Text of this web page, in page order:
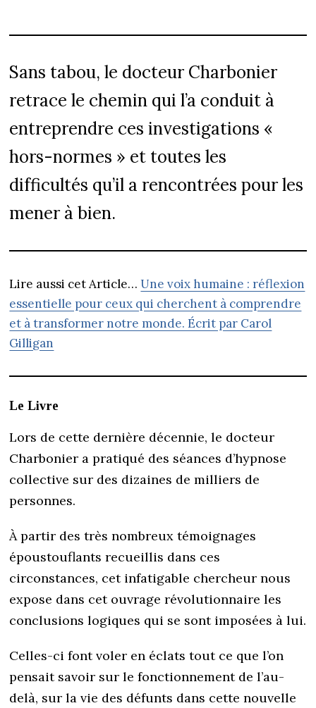
Sans tabou, le docteur Charbonier
retrace le chemin qui l’a conduit à
entreprendre ces investigations «
hors-normes » et toutes les
difficultés qu’il a rencontrées pour les
mener à bien.
Lire aussi cet Article…Une voix humaine : réflexion
essentielle pour ceux qui cherchent à comprendre
et à transformer notre monde. Écrit par Carol
Gilligan
Le Livre
Lors de cette dernière décennie, le docteur
Charbonier a pratiqué des séances d’hypnose
collective sur des dizaines de milliers de
personnes.
À partir des très nombreux témoignages
époustouflants recueillis dans ces
circonstances, cet infatigable chercheur nous
expose dans cet ouvrage révolutionnaire les
conclusions logiques qui se sont imposées à lui.
Celles-ci font voler en éclats tout ce que l’on
pensait savoir sur le fonctionnement de l’au-
delà, sur la vie des défunts dans cette nouvelle